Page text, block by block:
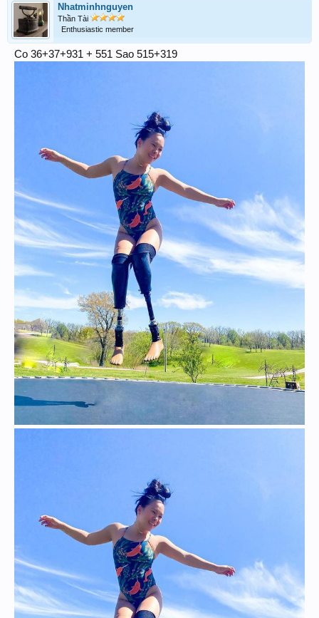
Nhatminhnguyen
Thần Tài
Enthusiastic member
Co 36+37+931 + 551 Sao 515+319